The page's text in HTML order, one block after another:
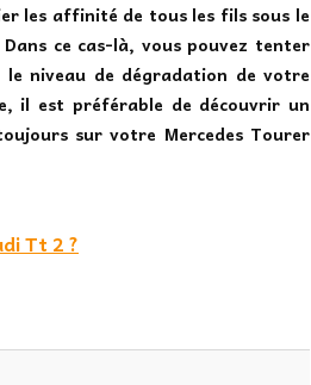
les affinité de tous les fils sous le
ce cas-là, vous pouvez tenter
niveau de dégradation de votre
il est préférable de découvrir un
sur votre Mercedes Tourer
Tt 2 ?